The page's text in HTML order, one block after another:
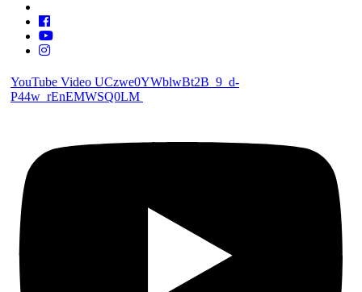
YouTube Video UCzwe0YWblwBt2B_9_d-
P44w_rEnEMWSQ0LM